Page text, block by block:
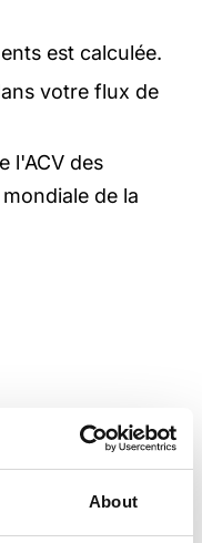
About
est calculée.
votre flux de
l'ACV des
de la
plus ?